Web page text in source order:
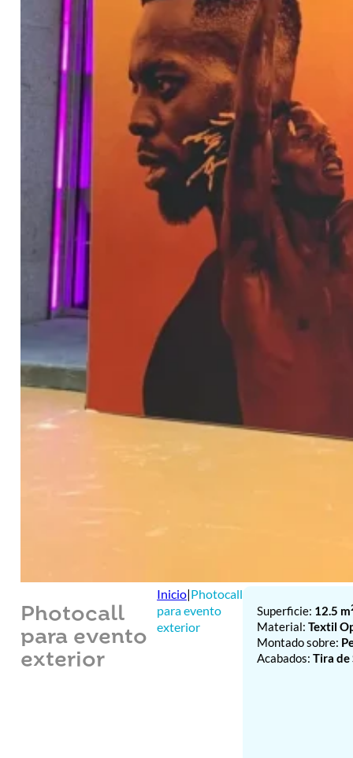
Photocall
para evento
exterior
Inicio|Photocall
para evento
exterior
Superficie: 12.5 m
Material:Textil
Montado sobre:
Acabados:Tira de